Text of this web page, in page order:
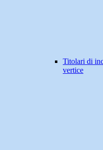
Titolari di
vertice